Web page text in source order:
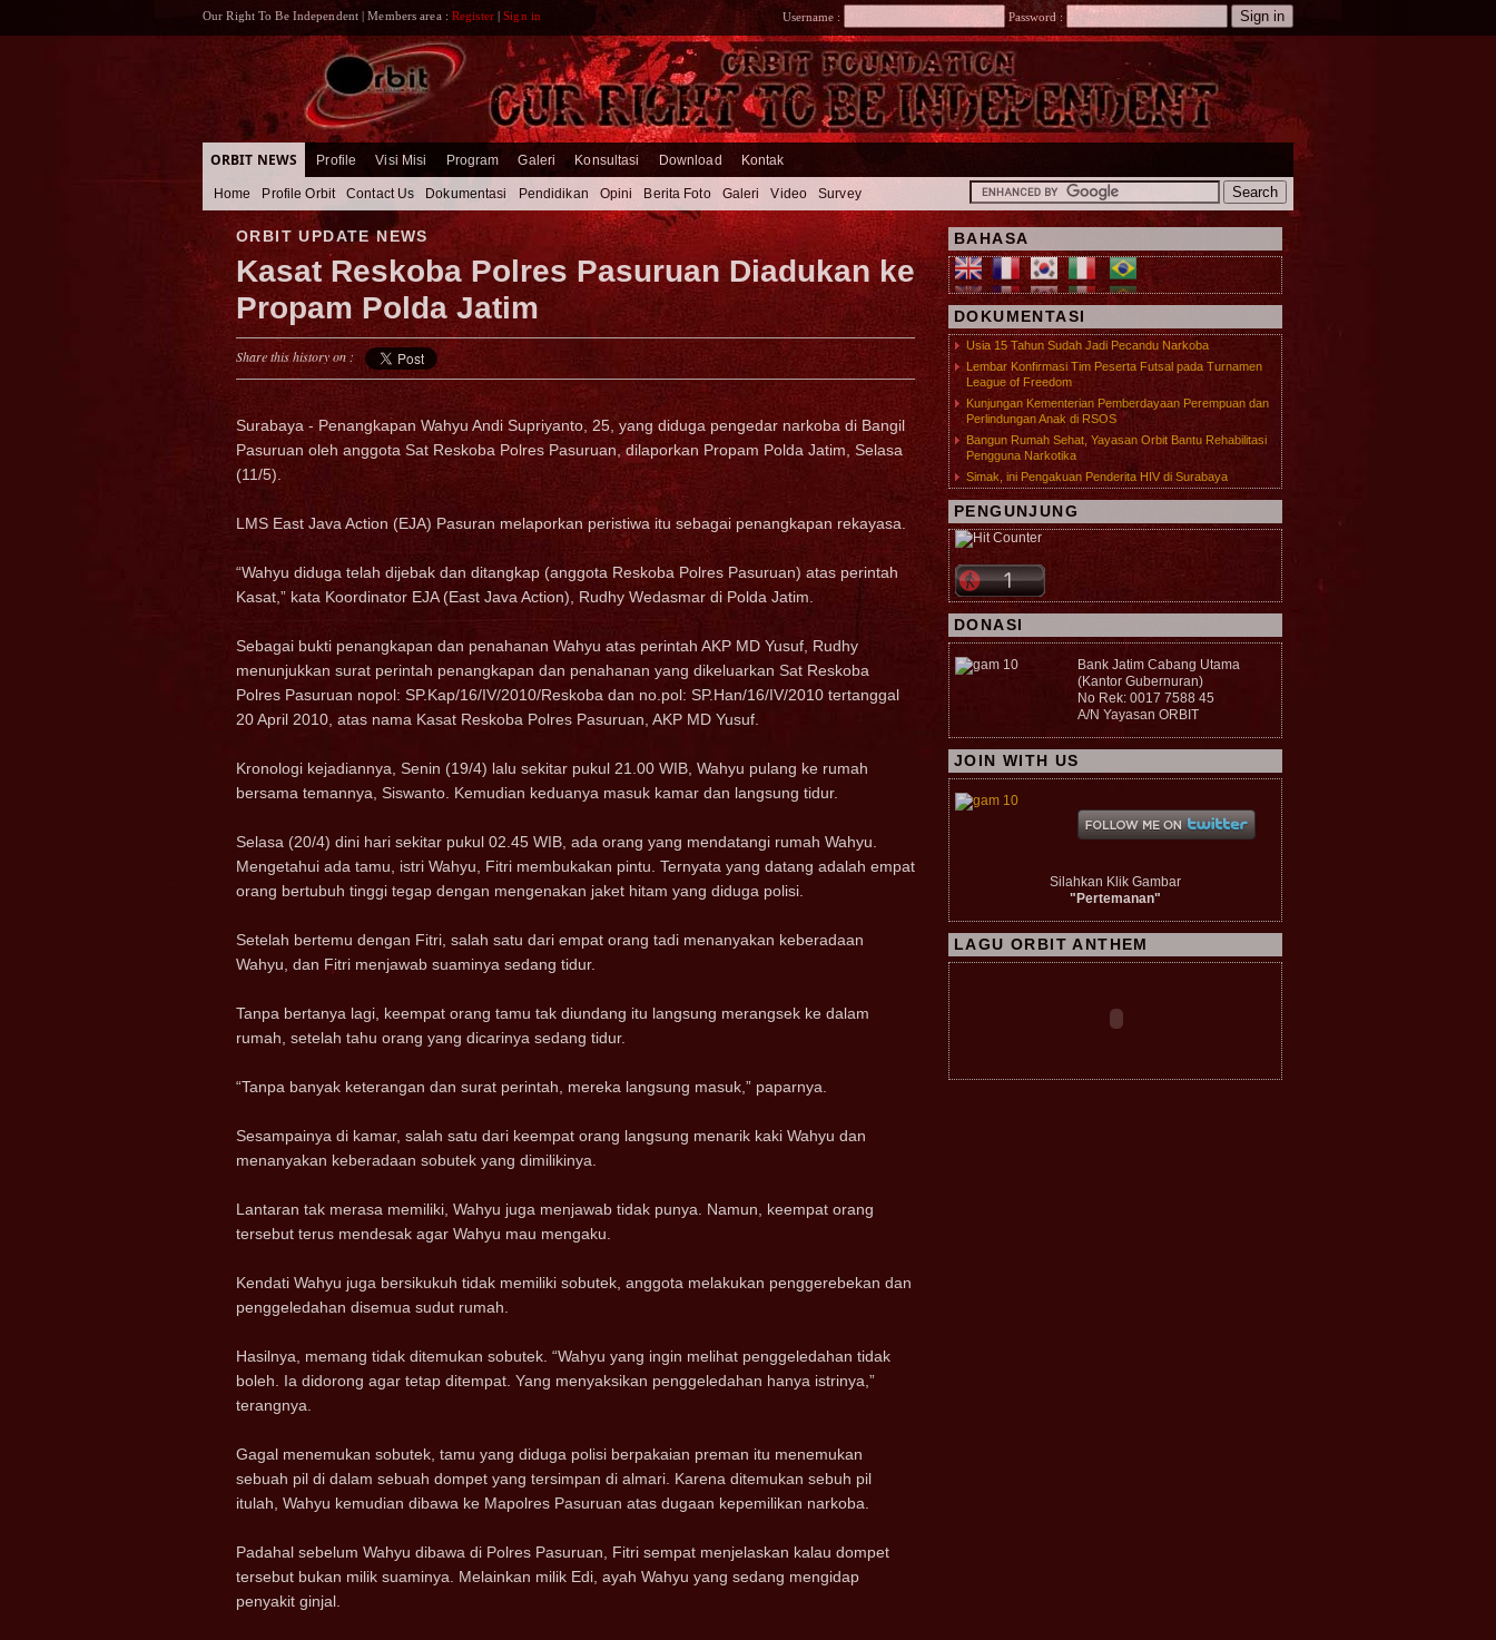
Our Right To Be Independent | Members area : Register|Sign in Username : Password :
ORBIT NEWS Profile Visi Misi Program Galeri Konsultasi Download Kontak
Home Profile Orbit Contact Us Dokumentasi Pendidikan Opini Berita Foto Galeri Video Survey
ORBIT UPDATE NEWS
Kasat Reskoba Polres Pasuruan Diadukan ke
Propam Polda Jatim
Share this history on :
Surabaya - Penangkapan Wahyu Andi Supriyanto, 25, yang diduga pengedar narkoba di Bangil
Pasuruan oleh anggota Sat Reskoba Polres Pasuruan, dilaporkan Propam Polda Jatim, Selasa
(11/5).
LMS East Java Action (EJA) Pasuran melaporkan peristiwa itu sebagai penangkapan rekayasa.
“Wahyu diduga telah dijebak dan ditangkap (anggota Reskoba Polres Pasuruan) atas perintah
Kasat,” kata Koordinator EJA (East Java Action), Rudhy Wedasmar di Polda Jatim.
Sebagai bukti penangkapan dan penahanan Wahyu atas perintah AKP MD Yusuf, Rudhy
menunjukkan surat perintah penangkapan dan penahanan yang dikeluarkan Sat Reskoba
Polres Pasuruan nopol: SP.Kap/16/IV/2010/Reskoba dan no.pol: SP.Han/16/IV/2010 tertanggal
20 April 2010, atas nama Kasat Reskoba Polres Pasuruan, AKP MD Yusuf.
Kronologi kejadiannya, Senin (19/4) lalu sekitar pukul 21.00 WIB, Wahyu pulang ke rumah
bersama temannya, Siswanto. Kemudian keduanya masuk kamar dan langsung tidur.
Selasa (20/4) dini hari sekitar pukul 02.45 WIB, ada orang yang mendatangi rumah Wahyu.
Mengetahui ada tamu, istri Wahyu, Fitri membukakan pintu. Ternyata yang datang adalah empat
orang bertubuh tinggi tegap dengan mengenakan jaket hitam yang diduga polisi.
Setelah bertemu dengan Fitri, salah satu dari empat orang tadi menanyakan keberadaan
Wahyu, dan Fitri menjawab suaminya sedang tidur.
Tanpa bertanya lagi, keempat orang tamu tak diundang itu langsung merangsek ke dalam
rumah, setelah tahu orang yang dicarinya sedang tidur.
“Tanpa banyak keterangan dan surat perintah, mereka langsung masuk,” paparnya.
Sesampainya di kamar, salah satu dari keempat orang langsung menarik kaki Wahyu dan
menanyakan keberadaan sobutek yang dimilikinya.
Lantaran tak merasa memiliki, Wahyu juga menjawab tidak punya. Namun, keempat orang
tersebut terus mendesak agar Wahyu mau mengaku.
Kendati Wahyu juga bersikukuh tidak memiliki sobutek, anggota melakukan penggerebekan dan
penggeledahan disemua sudut rumah.
Hasilnya, memang tidak ditemukan sobutek. “Wahyu yang ingin melihat penggeledahan tidak
boleh. Ia didorong agar tetap ditempat. Yang menyaksikan penggeledahan hanya istrinya,”
terangnya.
Gagal menemukan sobutek, tamu yang diduga polisi berpakaian preman itu menemukan
sebuah pil di dalam sebuah dompet yang tersimpan di almari. Karena ditemukan sebuh pil
itulah, Wahyu kemudian dibawa ke Mapolres Pasuruan atas dugaan kepemilikan narkoba.
Padahal sebelum Wahyu dibawa di Polres Pasuruan, Fitri sempat menjelaskan kalau dompet
tersebut bukan milik suaminya. Melainkan milik Edi, ayah Wahyu yang sedang mengidap
penyakit ginjal.
BAHASA
DOKUMENTASI
Usia 15 Tahun Sudah Jadi Pecandu Narkoba
Lembar Konfirmasi Tim Peserta Futsal pada Turnamen
League of Freedom
Kunjungan Kementerian Pemberdayaan Perempuan dan
Perlindungan Anak di RSOS
Bangun Rumah Sehat, Yayasan Orbit Bantu Rehabilitasi
Pengguna Narkotika
Simak, ini Pengakuan Penderita HIV di Surabaya
PENGUNJUNG
DONASI
Bank Jatim Cabang Utama
(Kantor Gubernuran)
No Rek: 0017 7588 45
A/N Yayasan ORBIT
JOIN WITH US
Silahkan Klik Gambar
"Pertemanan"
LAGU ORBIT ANTHEM